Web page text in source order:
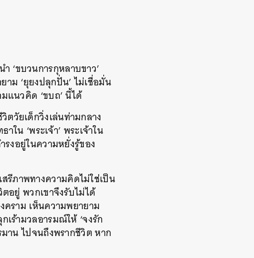
‘ขบวนการกุหลาบขาว’
ม ‘ยุยงปลุกปั่น’ ไม่เชื่อมั่น
แนวคิด ‘ขบถ’ นี้ได้
ตวัยเด็กวิ่งเล่นท่ามกลาง
ใน ‘พระเจ้า’ พระเจ้าใน
รงอยู่ในความหยั่งรู้ของ
รีภาพทางความคิดไม่ใช่เป็น
อยู่ พวกเขาจึงรับไม่ได้
ราม เห็นความพยายาม
ร้ามวลอารมณ์ให้ ‘จงรัก
าน ไปจนถึงพรากชีวิต หาก